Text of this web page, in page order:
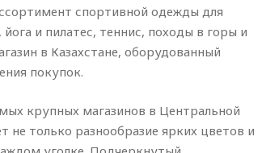
спортивной одежды для
и пилатес, теннис, походы в горы и
в Казахстане, оборудованный
покупок.
крупных магазинов в Центральной
только разнообразие ярких цветов и